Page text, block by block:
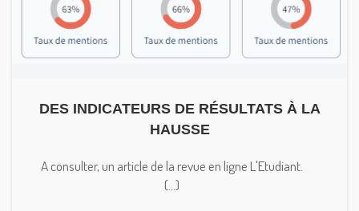
DES INDICATEURS DE RÉSULTATS À LA
HAUSSE
A consulter, un article de la revue en ligne L'Etudiant.
(...)